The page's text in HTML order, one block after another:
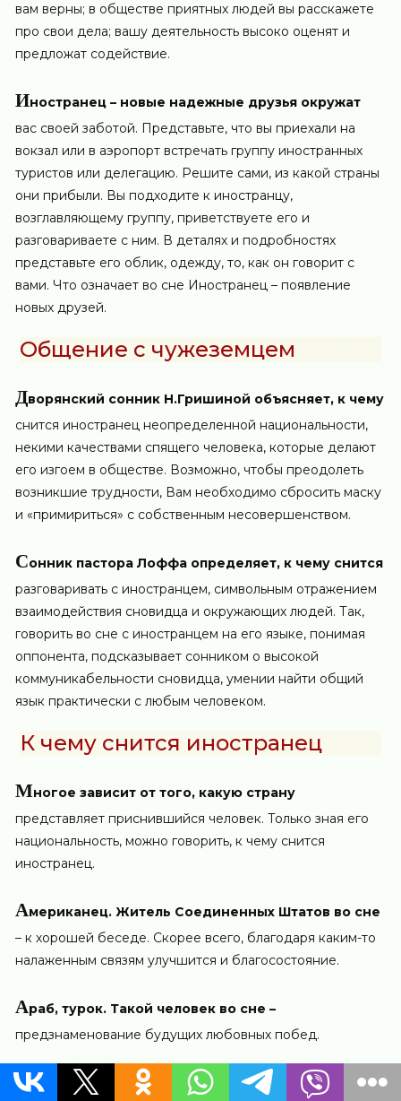
вам верны; в обществе приятных людей вы расскажете
про свои дела; вашу деятельность высоко оценят и
предложат содействие.
Иностранец – новые надежные друзья окружат
вас своей заботой. Представьте, что вы приехали на
вокзал или в аэропорт встречать группу иностранных
туристов или делегацию. Решите сами, из какой страны
они прибыли. Вы подходите к иностранцу,
возглавляющему группу, приветствуете его и
разговариваете с ним. В деталях и подробностях
представьте его облик, одежду, то, как он говорит с
вами. Что означает во сне Иностранец – появление
новых друзей.
Общение с чужеземцем
Дворянский сонник Н.Гришиной объясняет, к чему
снится иностранец неопределенной национальности,
некими качествами спящего человека, которые делают
его изгоем в обществе. Возможно, чтобы преодолеть
возникшие трудности, Вам необходимо сбросить маску
и «примириться» с собственным несовершенством.
Сонник пастора Лоффа определяет, к чему снится
разговаривать с иностранцем, символьным отражением
взаимодействия сновидца и окружающих людей. Так,
говорить во сне с иностранцем на его языке, понимая
оппонента, подсказывает сонником о высокой
коммуникабельности сновидца, умении найти общий
язык практически с любым человеком.
К чему снится иностранец
Многое зависит от того, какую страну
представляет приснившийся человек. Только зная его
национальность, можно говорить, к чему снится
иностранец.
Американец. Житель Соединенных Штатов во сне
– к хорошей беседе. Скорее всего, благодаря каким-то
налаженным связям улучшится и благосостояние.
Араб, турок. Такой человек во сне –
предзнаменование будущих любовных побед.
А нгличанин. Если приснился иностранец,